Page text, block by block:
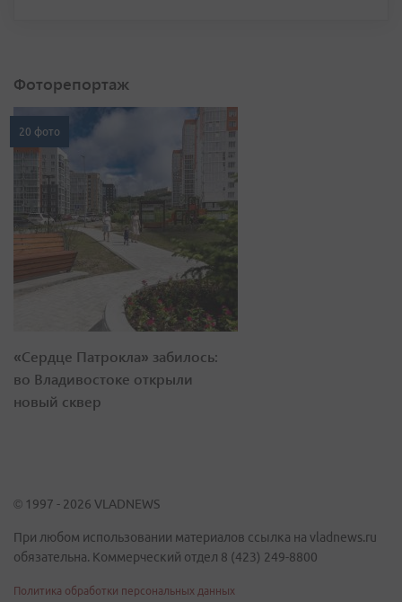
Фоторепортаж
20 фото
«Сердце Патрокла» забилось:
во Владивостоке открыли
новый сквер
© 1997 - 2026 VLADNEWS
При любом использовании материалов ссылка на vladnews.ru
обязательна. Коммерческий отдел 8 (423) 249-8800
Политика обработки персональных данных